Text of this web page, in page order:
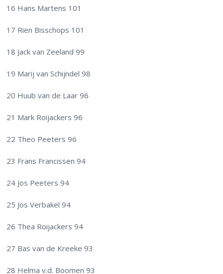
16 Hans Martens 101
17 Rien Bisschops 101
18 Jack van Zeeland 99
19 Marij van Schijndel 98
20 Huub van de Laar 96
21 Mark Roijackers 96
22 Theo Peeters 96
23 Frans Francissen 94
24 Jos Peeters 94
25 Jos Verbakel 94
26 Thea Roijackers 94
27 Bas van de Kreeke 93
28 Helma v.d. Boomen 93